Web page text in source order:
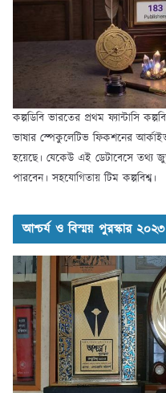
কল্পডিবি ভারতের প্রথম ফ্যান্টাসি
ভাষার স্পেকুলেটিভ ফিকশনের
হয়েছে। যেকেউ এই ডেটাবেসে তথ্য
পারবেন। সহযোগিতায় টিম কল্পবিশ্ব।
আশ্চর্য ও বিস্ময় পুরস্কার ২০২৩